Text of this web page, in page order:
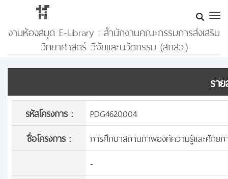
งานห้องสมุด E-Library : สำนักงานคณะกรรมการส่งเสริม
วิทยาศาสตร์ วิจัยและนวัตกรรม (สกสว.)
รา
รหัสโครงการ :
PDG4620004
ชื่อโครงการ :
การศึกษาสถานภาพองค์ความรู้และศักย
-